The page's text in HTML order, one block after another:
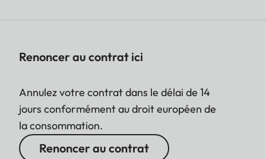
Renoncer au contrat ici
Annulez votre contrat dans le délai de 14
jours conformément au droit européen de
la consommation.
Renoncer au contrat